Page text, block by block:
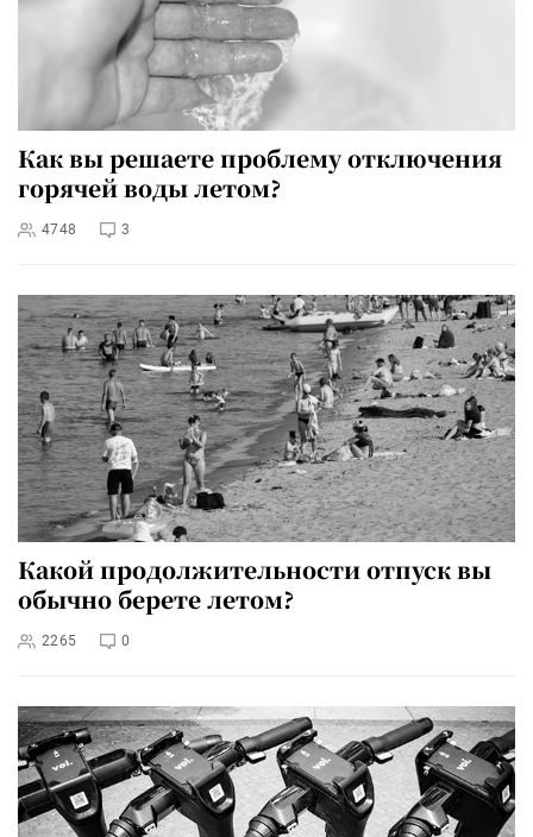
Как вы решаете проблему отключения
горячей воды летом?
4748 3
Какой продолжительности отпуск вы
обычно берете летом?
2265 0